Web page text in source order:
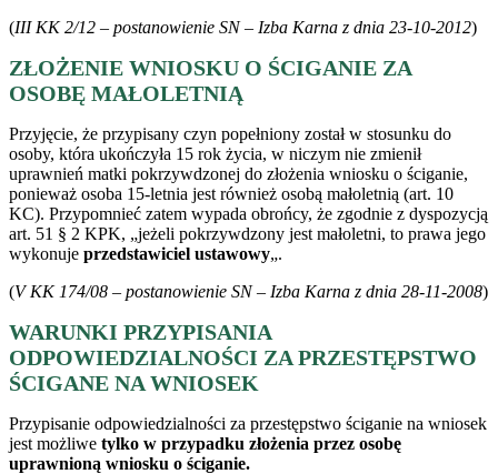
(III KK 2/12 – postanowienie SN – Izba Karna z dnia 23-10-2012)
ZŁOŻENIE WNIOSKU O ŚCIGANIE ZA
OSOBĘ MAŁOLETNIĄ
Przyjęcie, że przypisany czyn popełniony został w stosunku do
osoby, która ukończyła 15 rok życia, w niczym nie zmienił
uprawnień matki pokrzywdzonej do złożenia wniosku o ściganie,
ponieważ osoba 15-letnia jest również osobą małoletnią (art. 10
KC). Przypomnieć zatem wypada obrońcy, że zgodnie z dyspozycją
art. 51 § 2 KPK, „jeżeli pokrzywdzony jest małoletni, to prawa jego
wykonuje przedstawiciel ustawowy„.
(V KK 174/08 – postanowienie SN – Izba Karna z dnia 28-11-2008)
WARUNKI PRZYPISANIA
ODPOWIEDZIALNOŚCI ZA PRZESTĘPSTWO
ŚCIGANE NA WNIOSEK
Przypisanie odpowiedzialności za przestępstwo ściganie na wniosek
jest możliwe tylko w przypadku złożenia przez osobę
uprawnioną wniosku o ściganie.